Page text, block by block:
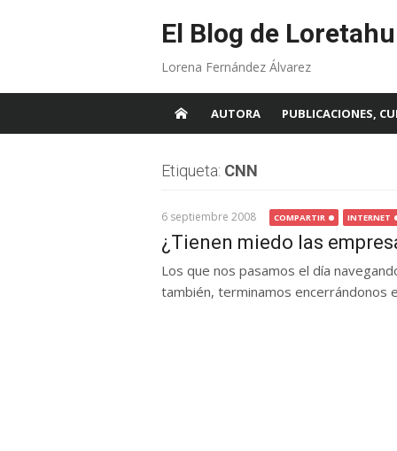
El Blog de
Lorena Fernández Álvarez
AUTORA PUBLICACIONES,
Etiqueta: CNN
6 septiembre 2008 COMPARTIR INTERNET
¿Tienen miedo las
Los que nos pasamos el día
también, terminamos encerrándonos